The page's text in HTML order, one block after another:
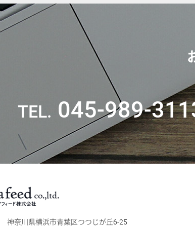
045-989-
神奈川県横浜市青葉区つつじが丘6-25